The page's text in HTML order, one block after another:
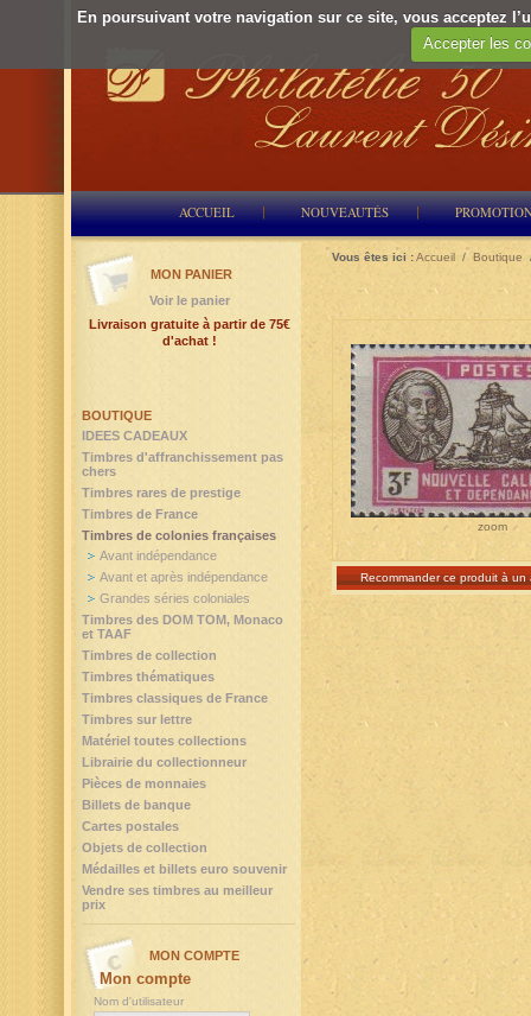
En poursuivant votre navigation sur ce site, vous acceptez
Accepter les
ACCUEIL NOUVEAUTÉS
Vous êtes ici :Accueil / Boutique
zoom
Recommander ce produit à un
BOUTIQUE
IDEES CADEAUX
Timbres d'affranchissement pas
chers
Timbres rares de prestige
Timbres de France
Timbres de colonies françaises
Avant indépendance
Avant et après indépendance
Grandes séries coloniales
Timbres des DOM TOM, Monaco
et TAAF
Timbres de collection
Timbres thématiques
Timbres classiques de France
Timbres sur lettre
Matériel toutes collections
Librairie du collectionneur
Pièces de monnaies
Billets de banque
Cartes postales
Objets de collection
Médailles et billets euro souvenir
Vendre ses timbres au meilleur
prix
MON PANIER
Voir le panier
Livraison gratuite à partir de 75€
d'achat !
MON COMPTE
Mon compte
Nom d'utilisateur